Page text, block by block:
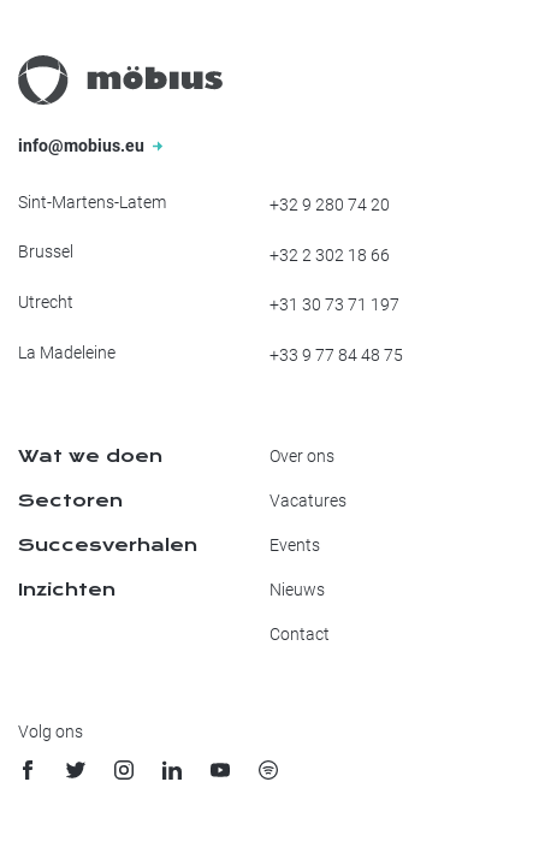
info@mobius.eu
Sint-Martens-Latem +32 9 280 74 20
Brussel +32 2 302 18 66
Utrecht +31 30 73 71 197
La Madeleine +33 9 77 84 48 75
Wat we doen
Sectoren
Succesverhalen
Inzichten
Over ons
Vacatures
Events
Nieuws
Contact
Volg ons